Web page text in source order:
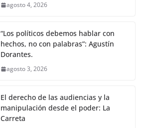
agosto 4, 2026
“Los políticos debemos hablar con
hechos, no con palabras”: Agustín
Dorantes.
agosto 3, 2026
El derecho de las audiencias y la
manipulación desde el poder: La
Carreta